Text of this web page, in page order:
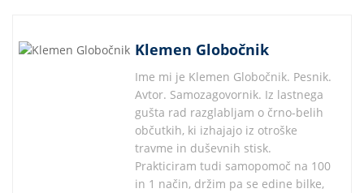
Klemen Globočnik
Ime mi je Klemen Globočnik. Pesnik.
Avtor. Samozagovornik. Iz lastnega
gušta rad razglabljam o črno-belih
občutkih, ki izhajajo iz otroške
travme in duševnih stisk.
Prakticiram tudi samopomoč na 100
in 1 način, držim pa se edine bilke,